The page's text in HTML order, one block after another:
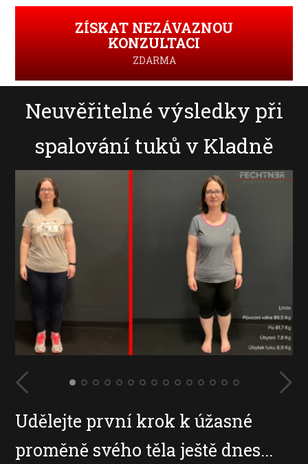
ZÍSKAT NEZÁVAZNOU
KONZULTACI
ZDARMA
Neuvěřitelné výsledky při
spalování tuků v Kladně
Udělejte první krok k úžasné
proměně svého těla ještě dnes...